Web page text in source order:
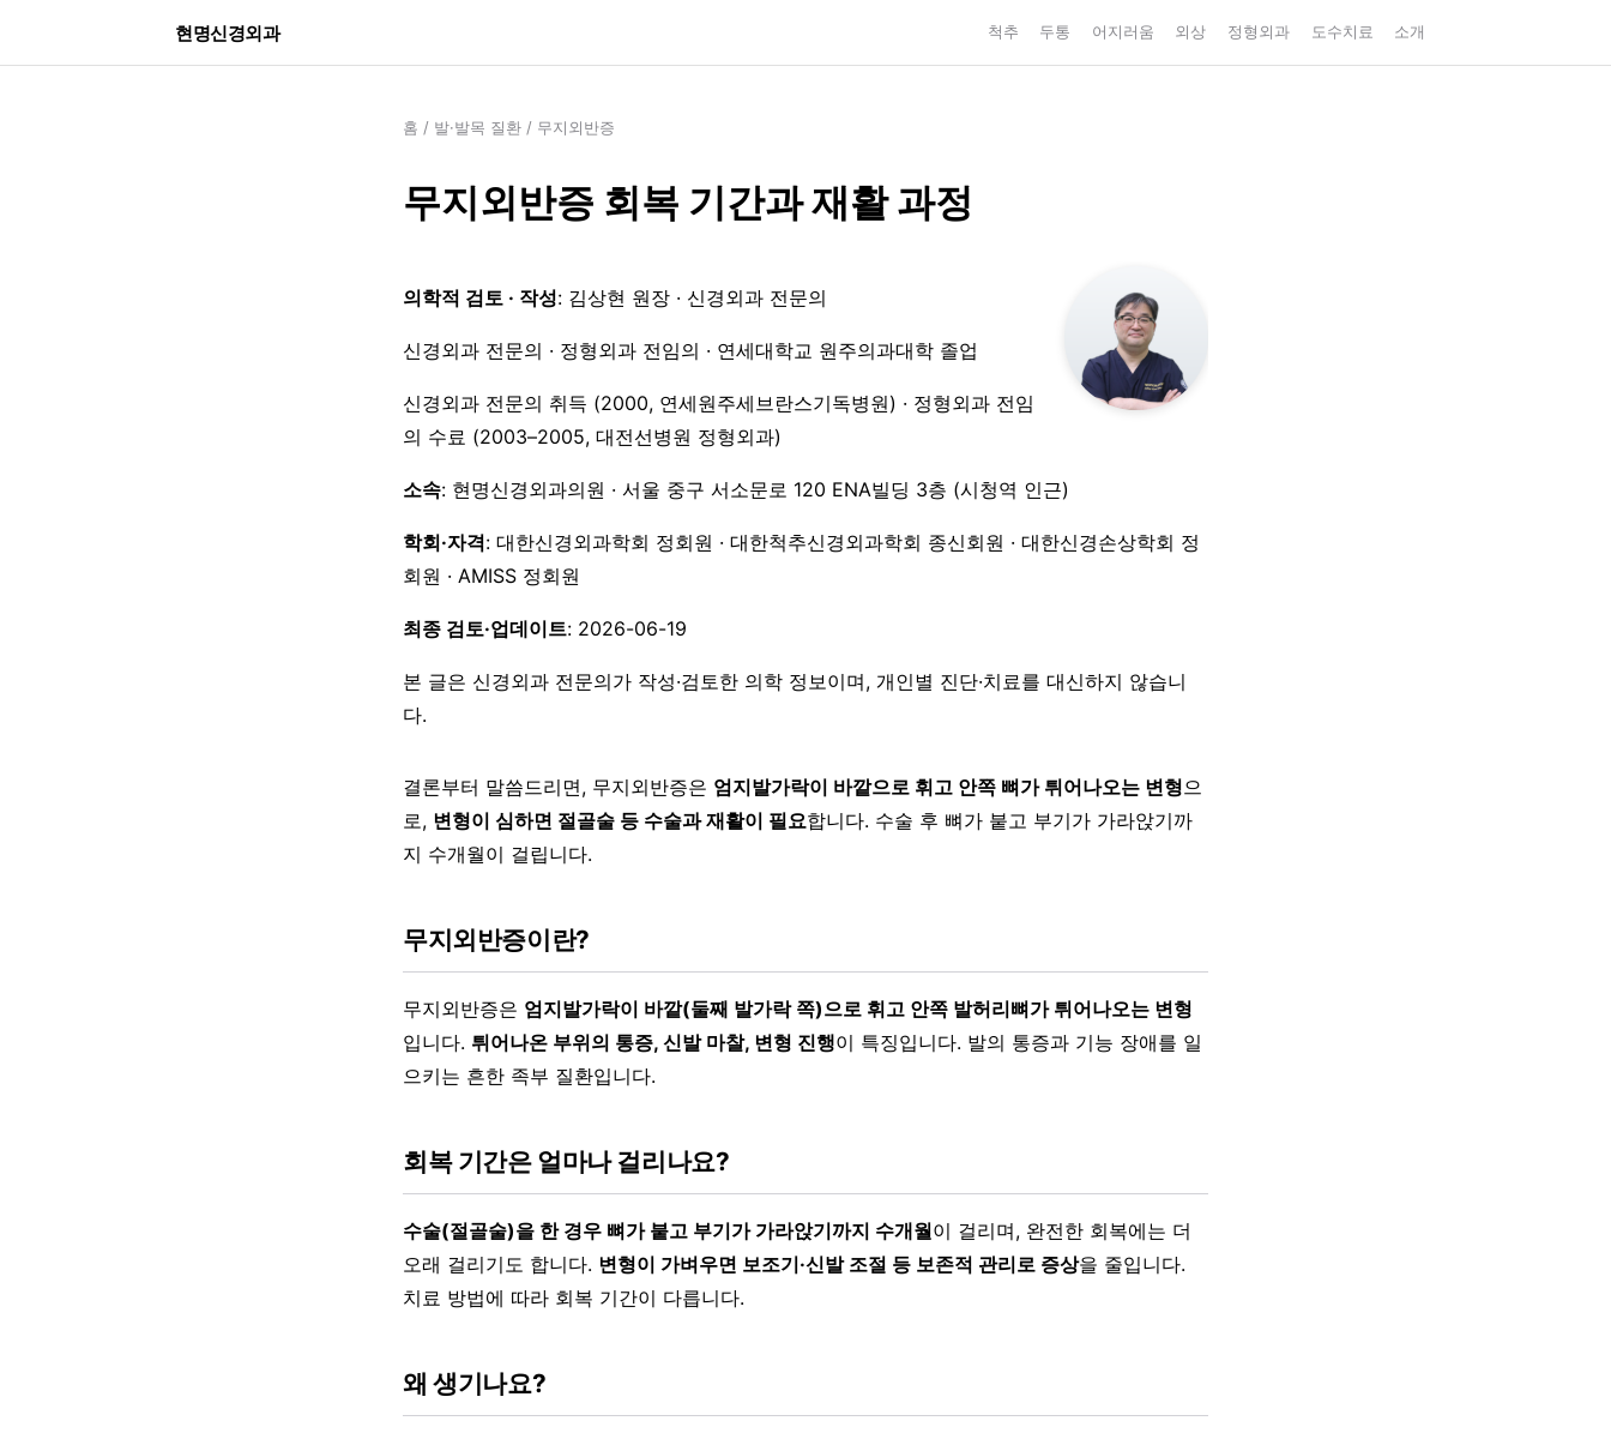
현명신경외과 척추 두통 어지러움 외상 정형외과 도수치료 소개
홈 / 발·발목 질환 / 무지외반증
무지외반증 회복 기간과 재활 과정
의학적 검토 · 작성: 김상현 원장 · 신경외과 전문의
신경외과 전문의 · 정형외과 전임의 · 연세대학교 원주의과대학 졸업
신경외과 전문의 취득 (2000, 연세원주세브란스기독병원) · 정형외과 전임
의 수료 (2003–2005, 대전선병원 정형외과)
소속: 현명신경외과의원 · 서울 중구 서소문로 120 ENA빌딩 3층 (시청역 인근)
학회·자격: 대한신경외과학회 정회원 · 대한척추신경외과학회 종신회원 · 대한신경손상학회 정
회원 · AMISS 정회원
최종 검토·업데이트: 2026-06-19
본 글은 신경외과 전문의가 작성·검토한 의학 정보이며, 개인별 진단·치료를 대신하지 않습니
다.
결론부터 말씀드리면, 무지외반증은 엄지발가락이 바깥으로 휘고 안쪽 뼈가 튀어나오는 변형으
로, 변형이 심하면 절골술 등 수술과 재활이 필요합니다. 수술 후 뼈가 붙고 부기가 가라앉기까
지 수개월이 걸립니다.
무지외반증이란?
무지외반증은 엄지발가락이 바깥(둘째 발가락 쪽)으로 휘고 안쪽 발허리뼈가 튀어나오는 변형
입니다. 튀어나온 부위의 통증, 신발 마찰, 변형 진행이 특징입니다. 발의 통증과 기능 장애를 일
으키는 흔한 족부 질환입니다.
회복 기간은 얼마나 걸리나요?
수술(절골술)을 한 경우 뼈가 붙고 부기가 가라앉기까지 수개월이 걸리며, 완전한 회복에는 더
오래 걸리기도 합니다. 변형이 가벼우면 보조기·신발 조절 등 보존적 관리로 증상을 줄입니다.
치료 방법에 따라 회복 기간이 다릅니다.
왜 생기나요?